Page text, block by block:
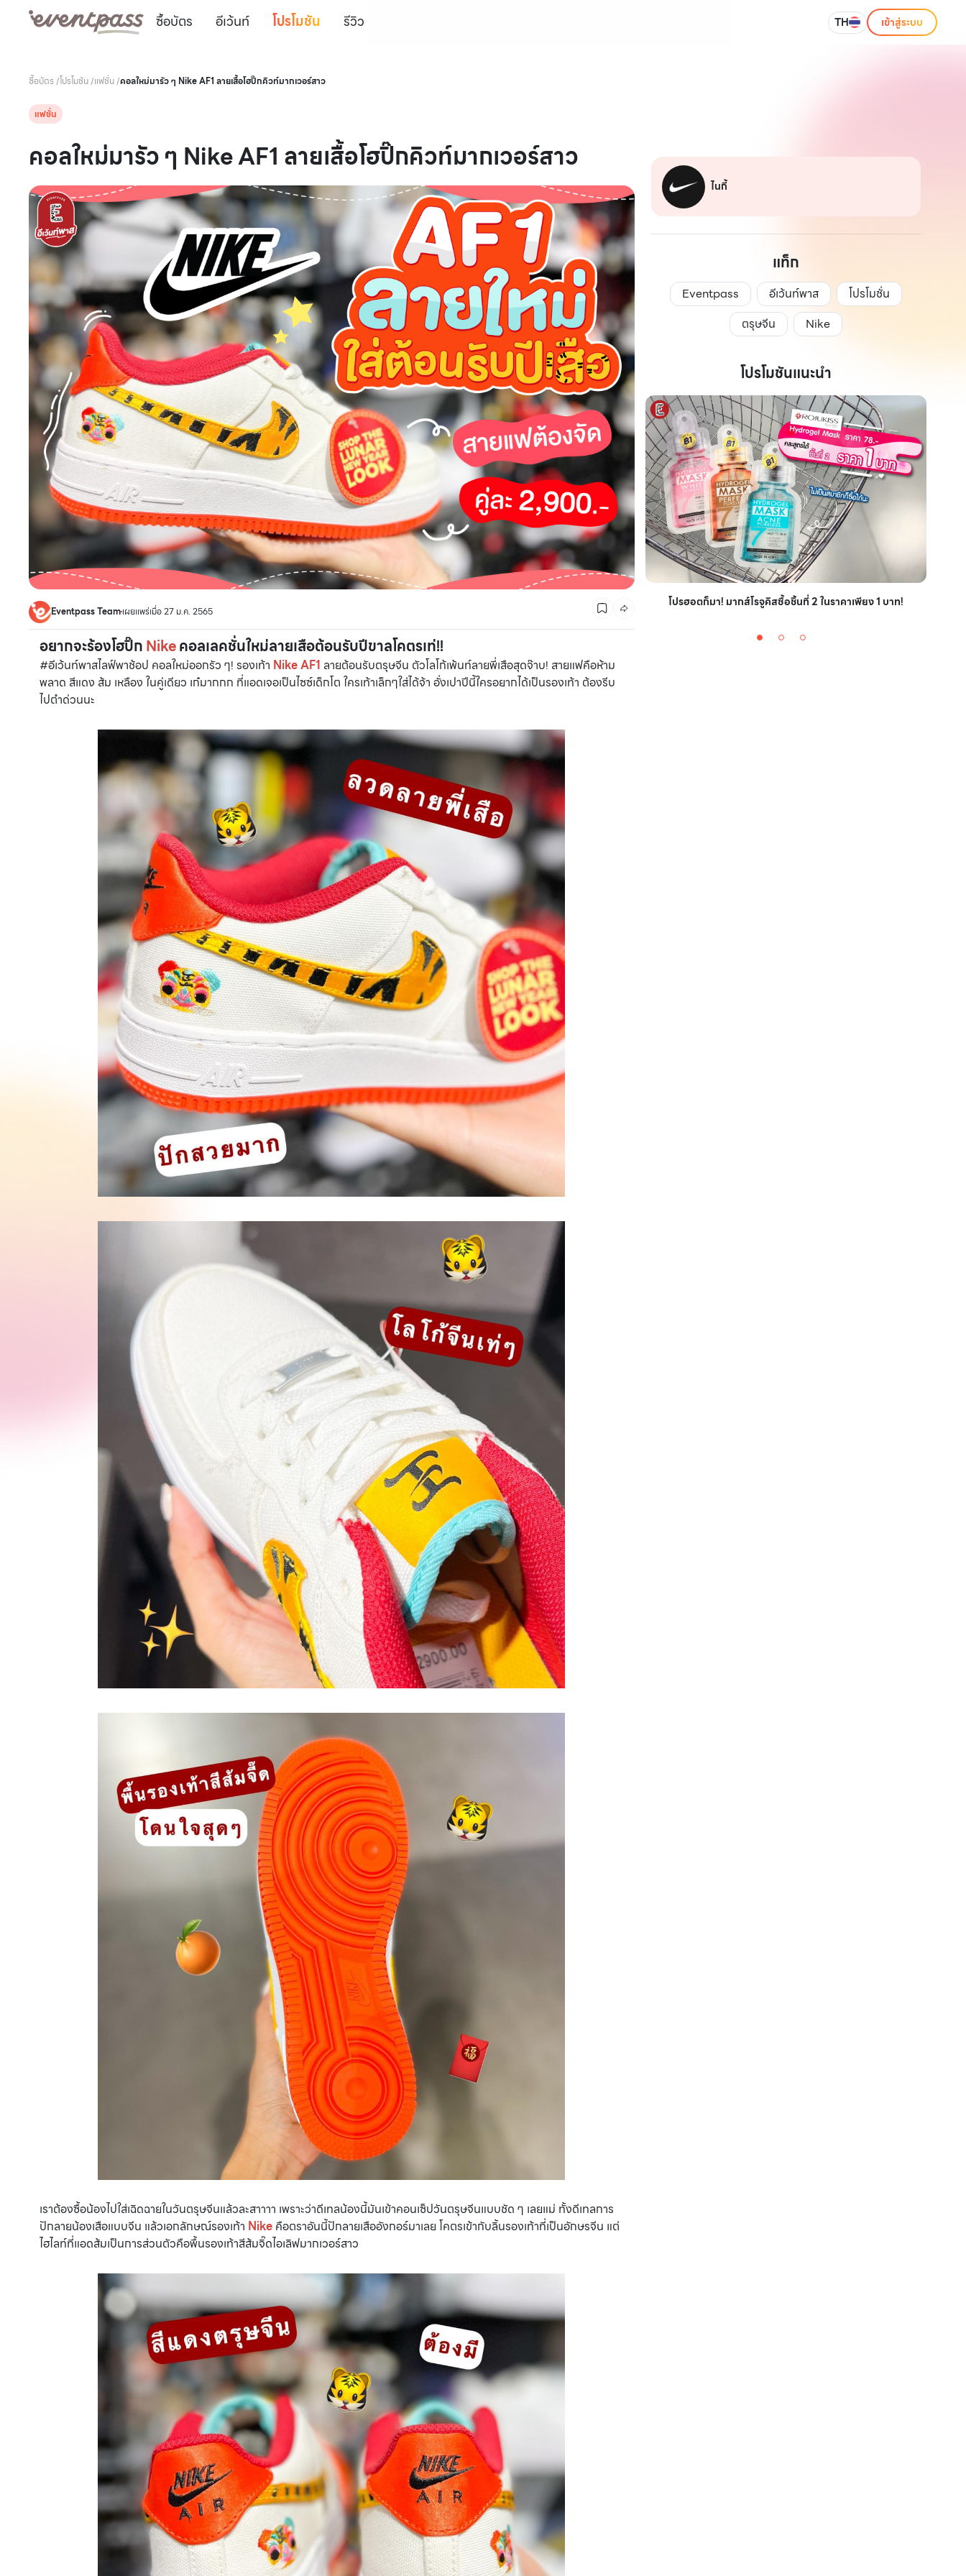
ซื้อบัตร อีเว้นท์ โปรโมชัน รีวิว TH เข้าสู่ระบบ
ซื้อบัตร /โปรโมชัน/แฟชั่น/คอลใหม่มารัว ๆ Nike AF1 ลายเสื้อโฮปิ๊กคิวท์มากเวอร์สาว
แฟชั่น
คอลใหม่มารัว ๆ Nike AF1 ลายเสื้อโฮปิ๊กคิวท์มากเวอร์สาว
Eventpass Teamเผยแพร่เมื่อ 27 ม.ค. 2565
อยากจะร้องโฮปิ๊กNikeคอลเลคชั่นใหม่ลายเสือต้อนรับปีขาลโคตรเท่!!
#อีเว้นท์พาสไลฟ์พาช้อป คอลใหม่ออกรัว ๆ! รองเท้า Nike AF1 ลายต้อนรับตรุษจีน ตัวโลโก้เพ้นท์ลายพี่เสือสุดจ๊าบ! สายแฟคือห้าม
พลาด สีแดง ส้ม เหลือง ในคู่เดียว เก๋มากกก ที่แอดเจอเป็นไซซ์เด็กโต ใครเท้าเล็กๆใส่ได้จ้า อั่งเปาปีนี้ใครอยากได้เป็นรองเท้า ต้องรีบ
ไปตำด่วนนะ
เราต้องซื้อน้องไปใส่เฉิดฉายในวันตรุษจีนแล้วละสาาาา เพราะว่าดีเทลน้องนี้มันเข้าคอนเซ็ปวันตรุษจีนแบบชัด ๆ เลยแม่ ทั้งดีเทลการ
ปักลายน้องเสือแบบจีน แล้วเอกลักษณ์รองเท้า Nike คือตราอันนี้ปักลายเสืออังกอร์มาเลย โคตรเข้ากับลิ้นรองเท้าที่เป็นอักษรจีน แต่
ไฮไลท์ที่แอดส้มเป็นการส่วนตัวคือพื้นรองเท้าสีส้มจิ๊ดไอเลิฟมากเวอร์สาว
ไนกี้
แท็ก
Eventpass อีเว้นท์พาส
โปรโมชั่น
ตรุษจีน
Nike
โปรโมชันแนะนำ
CMG SHOP SHOP รวมแบรนด์ตัวท็อป ลดสูงสุด50% โปรฮอตก็มา! มากส์โรจูคิสซื้อชิ้นที่ 2 ในราคาเพียง 1 บาท!